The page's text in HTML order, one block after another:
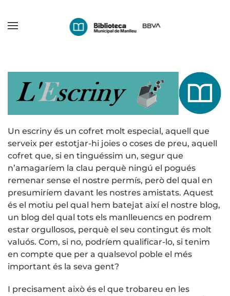
Un escriny és un cofret molt especial, aquell que
serveix per estotjar-hi joies o coses de preu, aquell
cofret que, si en tinguéssim un, segur que
n’amagaríem la clau perquè ningú el pogués
remenar sense el nostre permís, però del qual en
presumiríem davant les nostres amistats. Aquest
és el motiu pel qual hem batejat així el nostre blog,
un blog del qual tots els manlleuencs en podrem
estar orgullosos, perquè el seu contingut és molt
valuós. Com, si no, podríem qualificar-lo, si tenim
en compte que per a qualsevol poble el més
important és la seva gent?
I precisament això és el que trobareu en les